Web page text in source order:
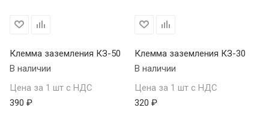
Клемма заземления КЗ-50
В наличии
Цена за 1 шт с НДС
390 ₽
Клемма заземления КЗ-30
В наличии
Цена за 1 шт с НДС
320 ₽